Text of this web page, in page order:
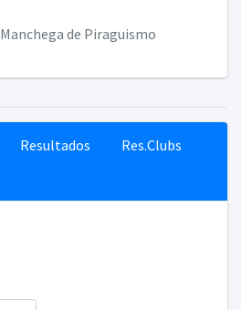
de Piraguismo
Resultados Res.Clubs